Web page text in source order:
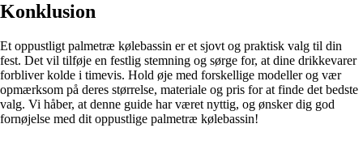
Konklusion
Et oppustligt palmetræ kølebassin er et sjovt og praktisk valg til din
fest. Det vil tilføje en festlig stemning og sørge for, at dine drikkevarer
forbliver kolde i timevis. Hold øje med forskellige modeller og vær
opmærksom på deres størrelse, materiale og pris for at finde det bedste
valg. Vi håber, at denne guide har været nyttig, og ønsker dig god
fornøjelse med dit oppustlige palmetræ kølebassin!